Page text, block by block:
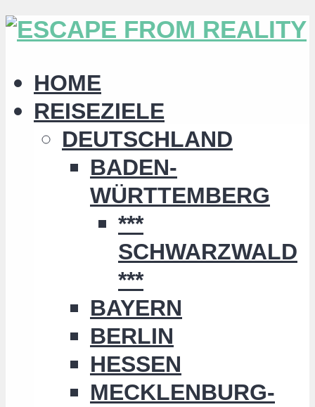
HOME
REISEZIELE
DEUTSCHLAND
BADEN-
WÜRTTEMBERG
***
SCHWARZWALD
***
BAYERN
BERLIN
HESSEN
MECKLENBURG-